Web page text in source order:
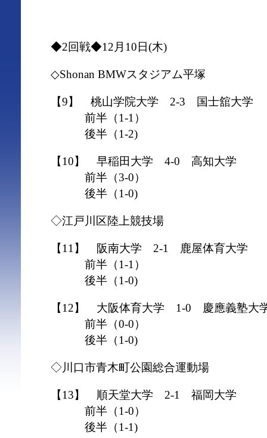
◆2回戦◆12月10日(木)
◇Shonan BMWスタジアム平塚
【9】 桃山学院大学 2-3 国士舘大学
前半（1-1）
後半（1-2)
【10】 早稲田大学 4-0 高知大学
前半（3-0）
後半（1-0)
◇江戸川区陸上競技場
【11】 阪南大学 2-1 鹿屋体育大学
前半（1-1）
後半（1-0)
【12】 大阪体育大学 1-0 慶應義塾大
前半（0-0）
後半（1-0)
◇川口市青木町公園総合運動場
【13】 順天堂大学 2-1 福岡大学
前半（1-0）
後半（1-1)